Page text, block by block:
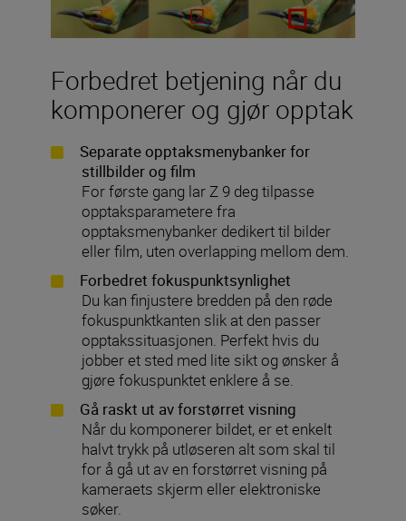
Forbedret betjening når du
komponerer og gjør opptak
Separate opptaksmenybanker for
stillbilder og film
For første gang lar Z 9 deg tilpasse
opptaksparametere fra
opptaksmenybanker dedikert til bilder
eller film, uten overlapping mellom dem.
Forbedret fokuspunktsynlighet
Du kan finjustere bredden på den røde
fokuspunktkanten slik at den passer
opptakssituasjonen. Perfekt hvis du
jobber et sted med lite sikt og ønsker å
gjøre fokuspunktet enklere å se.
Gå raskt ut av forstørret visning
Når du komponerer bildet, er et enkelt
halvt trykk på utløseren alt som skal til
for å gå ut av en forstørret visning på
kameraets skjerm eller elektroniske
søker.